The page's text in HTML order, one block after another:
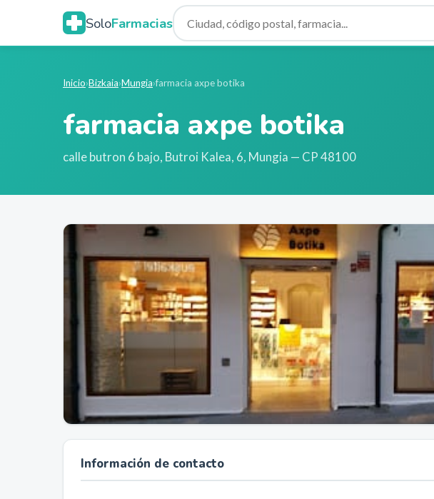
SoloFarmacias
Inicio›Bizkaia›Mungia›farmacia axpe botika
farmacia axpe botika
calle butron 6 bajo, Butroi Kalea, 6, Mungia — CP 48100
Información de contacto